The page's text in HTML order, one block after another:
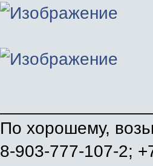
По хорошему,
8-903-777-107-2;